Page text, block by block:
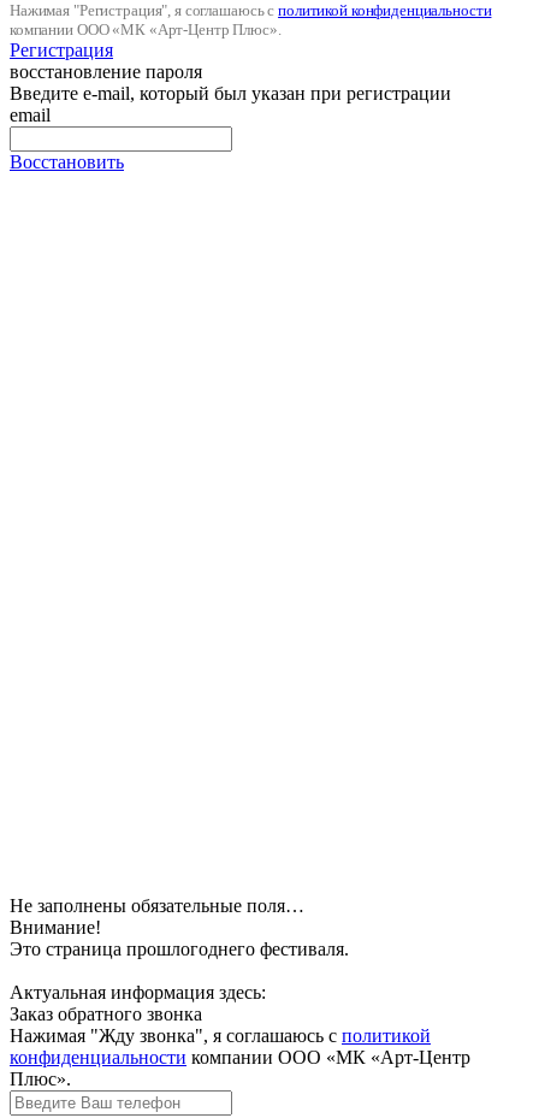
Нажимая "Регистрация", я соглашаюсь сполитикой конфиденциальности
компании ООО «МК «Арт-Центр Плюс».
Регистрация
восстановление пароля
Введите e-mail, который был указан при регистрации
email
Восстановить
Не заполнены обязательные поля…
Внимание!
Это страница прошлогоднего фестиваля.
Актуальная информация здесь:
Заказ обратного звонка
Нажимая "Жду звонка", я соглашаюсь с политикой
конфиденциальности компании ООО «МК «Арт-Центр
Плюс».